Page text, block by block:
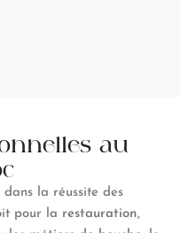
au
la réussite des
pour la restauration,